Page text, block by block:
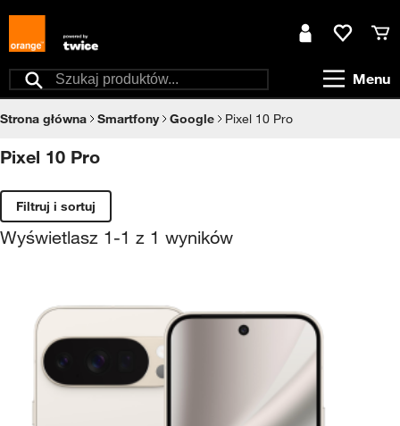
Przejdź do treści
Menu
Szukaj
Moje kontoUlubione
Strona główna Smartfony Google Pixel 10 Pro
Pixel 10 Pro
Filtruj i sortuj
Wyświetlasz 1-1 z 1 wyników